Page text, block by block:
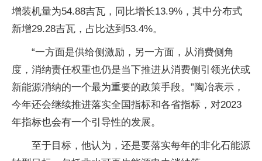
增装机量为54.88吉瓦，同比增长13.9%，其中分布式
新增29.28吉瓦，占比达到53.4%。
“一方面是供给侧激励，另一方面，从消费侧角
度，消纳责任权重也仍是当下推进从消费侧引领光伏或
新能源消纳的一个最为重要的政策手段。”陶冶表示，
今年还会继续推进落实全国指标和各省指标，对2023
年指标也会有一个引导性的发展。
至于目标，他认为，还是要落实每年的非化石能源